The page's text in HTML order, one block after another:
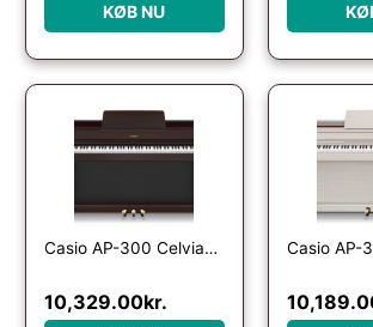
KØB NU
Casio AP-300 Celviano – El Klaver – Brun
10,329.00kr.